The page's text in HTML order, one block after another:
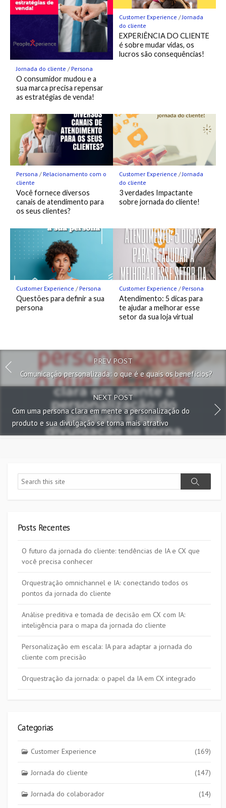
Jornada do cliente / Persona
O consumidor mudou e a
sua marca precisa repensar
as estratégias de venda!
Customer Experience /Jornada
do cliente
EXPERIÊNCIA DO CLIENTE
é sobre mudar vidas, os
lucros são consequências!
Persona / Relacionamento com o
cliente
Você fornece diversos
canais de atendimento para
os seus clientes?
Customer Experience /Jornada
do cliente
3 verdades Impactante
sobre jornada do cliente!
Customer Experience / Persona
Questões para definir a sua
persona
Customer Experience / Persona
Atendimento: 5 dicas para
te ajudar a melhorar esse
setor da sua loja virtual
PREV POST
Comunicação personalizada: o que é e quais os benefícios?
NEXT POST
Com uma persona clara em mente a personalização do
produto e sua divulgação se torna mais atrativo
Search
Search
Posts Recentes
O futuro da jornada do cliente: tendências de IA e CX que
você precisa conhecer
Orquestração omnichannel e IA: conectando todos os
pontos da jornada do cliente
Análise preditiva e tomada de decisão em CX com IA:
inteligência para o mapa da jornada do cliente
Personalização em escala: IA para adaptar a jornada do
cliente com precisão
Orquestração da jornada: o papel da IA em CX integrado
Categorias
Customer Experience (169)
Jornada do cliente (147)
Jornada do colaborador (14)